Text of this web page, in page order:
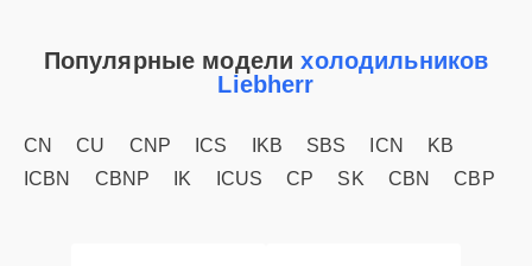
Популярные моделихолодильников
Liebherr
CN CU CNP ICS IKB SBS ICN
KB
ICBN
CBNP IK ICUS CP SK CBN CBP